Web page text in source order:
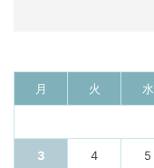
月 火 水
3 4 5